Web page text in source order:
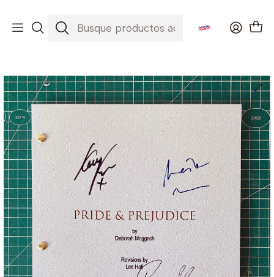
Películas Pride & Prejudice ( Orgullo y Prejuicio )